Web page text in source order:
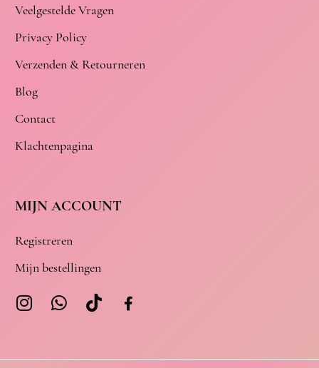
Veelgestelde Vragen
Privacy Policy
Verzenden & Retourneren
Blog
Contact
Klachtenpagina
MIJN ACCOUNT
Registreren
Mijn bestellingen